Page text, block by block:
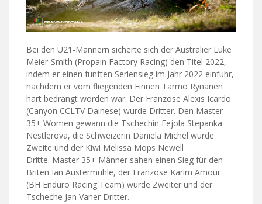
Bei den U21-Männern sicherte sich der Australier Luke
Meier-Smith (Propain Factory Racing) den Titel 2022,
indem er einen fünften Seriensieg im Jahr 2022 einfuhr,
nachdem er vom fliegenden Finnen Tarmo Rynanen
hart bedrängt worden war. Der Franzose Alexis Icardo
(Canyon CCLTV Dainese) wurde Dritter. Den Master
35+ Women gewann die Tschechin Fejola Stepanka
Nestlerova, die Schweizerin Daniela Michel wurde
Zweite und der Kiwi Melissa Mops Newell
Dritte. Master 35+ Männer sahen einen Sieg für den
Briten Ian Austermühle, der Franzose Karim Amour
(BH Enduro Racing Team) wurde Zweiter und der
Tscheche Jan Vaner Dritter.